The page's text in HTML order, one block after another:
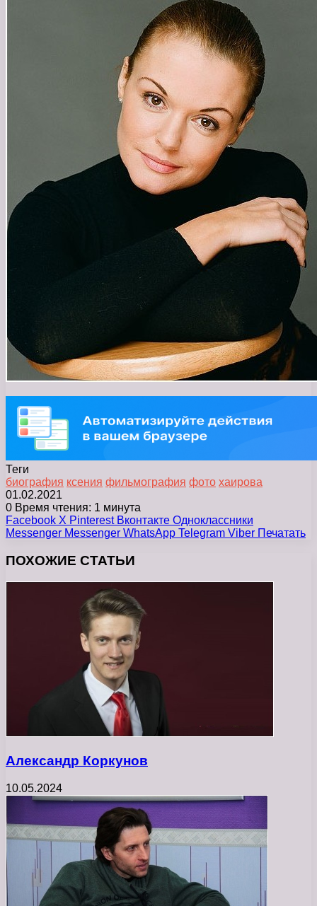
Теги
биография ксения фильмография фото хаирова
01.02.2021
0 Время чтения: 1 минута
Facebook X Pinterest Вконтакте Одноклассники
Messenger Messenger WhatsApp Telegram Viber Печатать
ПОХОЖИЕ СТАТЬИ
Александр Коркунов
10.05.2024